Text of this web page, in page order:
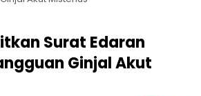
Surat Edaran
Ginjal Akut